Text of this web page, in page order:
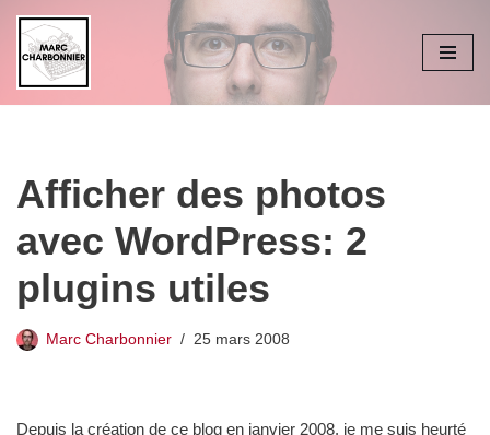
Aller
au
contenu
Afficher des photos
avec WordPress: 2
plugins utiles
Marc Charbonnier 25 mars 2008
Depuis la création de ce blog en janvier 2008, je me suis heurté